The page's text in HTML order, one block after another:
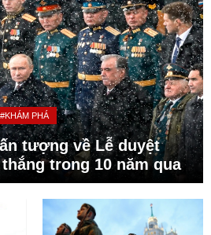
#KHÁM PHÁ
tượng về Lễ duyệt
trong 10 năm qua